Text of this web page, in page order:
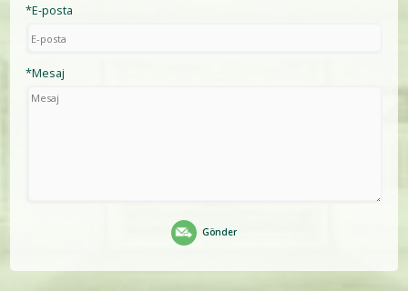
*E-posta
*Mesaj
Gönder